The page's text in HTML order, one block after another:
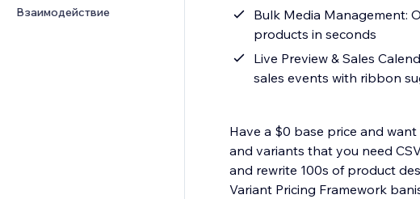
Взаимодействие
Bulk Media Management:
products in seconds
Live Preview & Sales
sales events with ribbon
Have a $0 base price and
and variants that you need
and rewrite 100s of product
Variant Pricing Framework